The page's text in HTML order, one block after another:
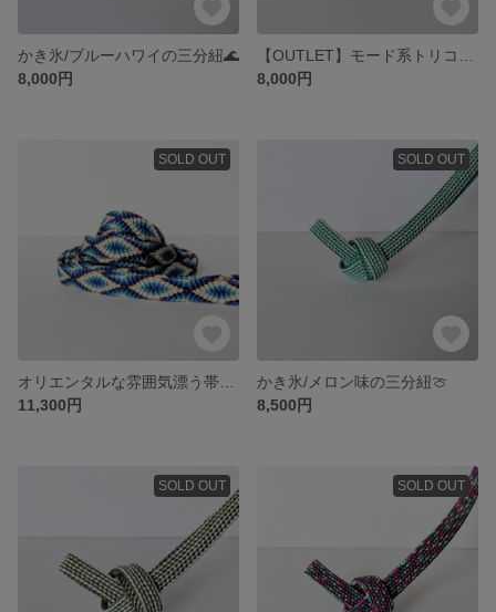
かき氷/ブルーハワイの三分紐🌊
8,000円
8,000円
SOLD OUT
11,300円
SOLD OUT
かき氷/メロン味の三分紐🍈
8,500円
SOLD OUT SOLD OUT